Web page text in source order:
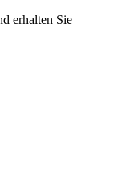
erhalten Sie